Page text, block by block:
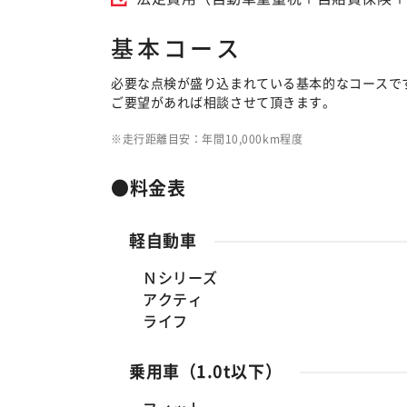
基本コース
必要な点検が盛り込まれている基本的なコースで
ご要望があれば相談させて頂きます。
走行距離目安：年間10,000km程度
●料金表
軽自動車
Ｎシリーズ
アクティ
ライフ
乗用車（1.0t以下）